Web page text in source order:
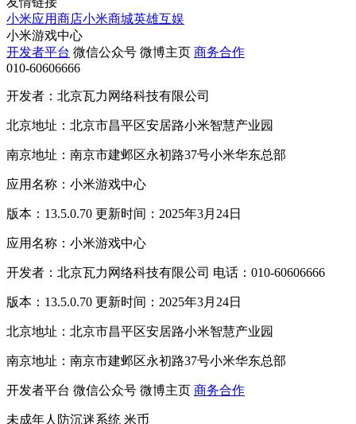
小米应用商店小米商城英雄互娱
小米游戏中心
开发者平台 微信公众号 微博主页 商务合作
010-60606666
开发者：北京瓦力网络科技有限公司
北京地址：北京市昌平区安居路小米智慧产业园
南京地址：南京市建邺区永初路37号小米华东总部
应用名称：小米游戏中心
版本：13.5.0.70 更新时间：2025年3月24日
应用名称：小米游戏中心
开发者：北京瓦力网络科技有限公司 电话：010-60606666
版本：13.5.0.70 更新时间：2025年3月24日
北京地址：北京市昌平区安居路小米智慧产业园
南京地址：南京市建邺区永初路37号小米华东总部
开发者平台 微信公众号 微博主页 商务合作
未成年人防沉迷系统 米币